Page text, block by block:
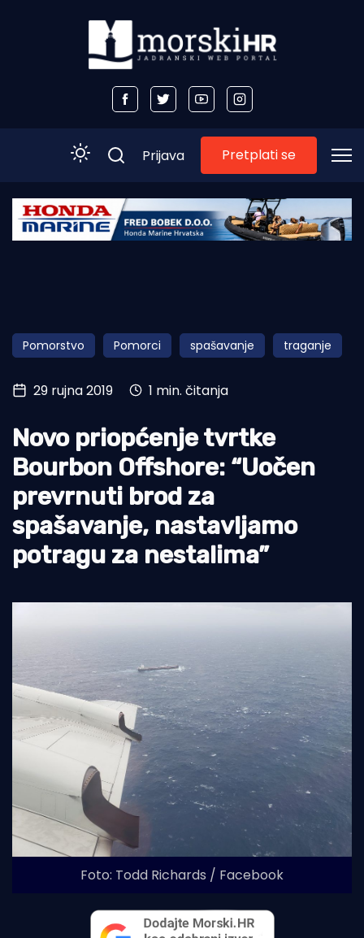
Početna
Obala
Otoci
Turizam i nautika
Pomorstvo
Ribolov
Ekologija
Tradicija i kultura
Prijava Pretplati se
Pomorstvo Pomorci spašavanje traganje
29 rujna 2019 1 min. čitanja
Novo priopćenje tvrtke
Bourbon Offshore: “Uočen
prevrnuti brod za
spašavanje, nastavljamo
potragu za nestalima”
Foto: Todd Richards / Facebook